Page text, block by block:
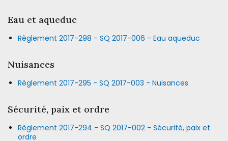
Eau et aqueduc
Règlement 2017-298 - SQ 2017-006 - Eau aqueduc
Nuisances
Règlement 2017-295 - SQ 2017-003 - Nuisances
Sécurité, paix et ordre
Règlement 2017-294 - SQ 2017-002 - Sécurité, paix et
ordre